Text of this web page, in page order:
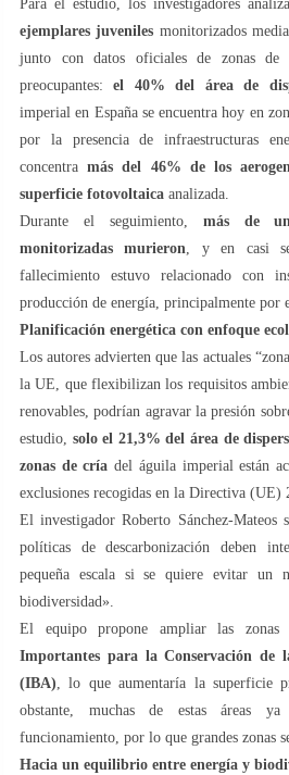
Para el estudio, los investigadores
ejemplares juveniles monitorizados
junto con datos oficiales de zonas de
preocupantes:el 40% del área de
imperial en España se encuentra hoy en
por la presencia de infraestructuras
concentramás del 46% de los
superficie fotovoltaica analizada.
Durante el seguimiento, más de
monitorizadas murieron , y en casi
fallecimiento estuvo relacionado con
producción de energía, principalmente por
Planificación energética con enfoque
Los autores advierten que las actuales
la UE, que flexibilizan los requisitos
renovables, podrían agravar la presión
estudio, solo el 21,3% del área de
zonas de cría del águila imperial están
exclusiones recogidas en la Directiva (UE)
El investigador Roberto Sánchez-Mateos
políticas de descarbonización deben
pequeña escala si se quiere evitar un
biodiversidad».
El equipo propone ampliar las
Importantes para la Conservación de
(IBA) , lo que aumentaría la superficie
obstante, muchas de estas áreas ya
funcionamiento, por lo que grandes zonas
Hacia un equilibrio entre energía y